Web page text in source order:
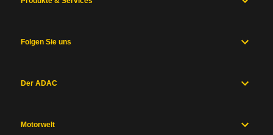
Folgen Sie uns
Der ADAC
Motorwelt